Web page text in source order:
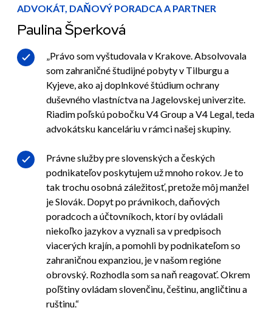
ADVOKÁT, DAŇOVÝ PORADCA A PARTNER
Paulina Šperková
„Právo som vyštudovala v Krakove. Absolvovala
som zahraničné študijné pobyty v Tilburgu a
Kyjeve, ako aj doplnkové štúdium ochrany
duševného vlastníctva na Jagelovskej univerzite.
Riadim poľskú pobočku V4 Group a V4 Legal, teda
advokátsku kanceláriu v rámci našej skupiny.
Právne služby pre slovenských a českých
podnikateľov poskytujem už mnoho rokov. Je to
tak trochu osobná záležitosť, pretože môj manžel
je Slovák. Dopyt po právnikoch, daňových
poradcoch a účtovníkoch, ktorí by ovládali
niekoľko jazykov a vyznali sa v predpisoch
viacerých krajín, a pomohli by podnikateľom so
zahraničnou expanziou, je v našom regióne
obrovský. Rozhodla som sa naň reagovať. Okrem
poľštiny ovládam slovenčinu, češtinu, angličtinu a
ruštinu.“